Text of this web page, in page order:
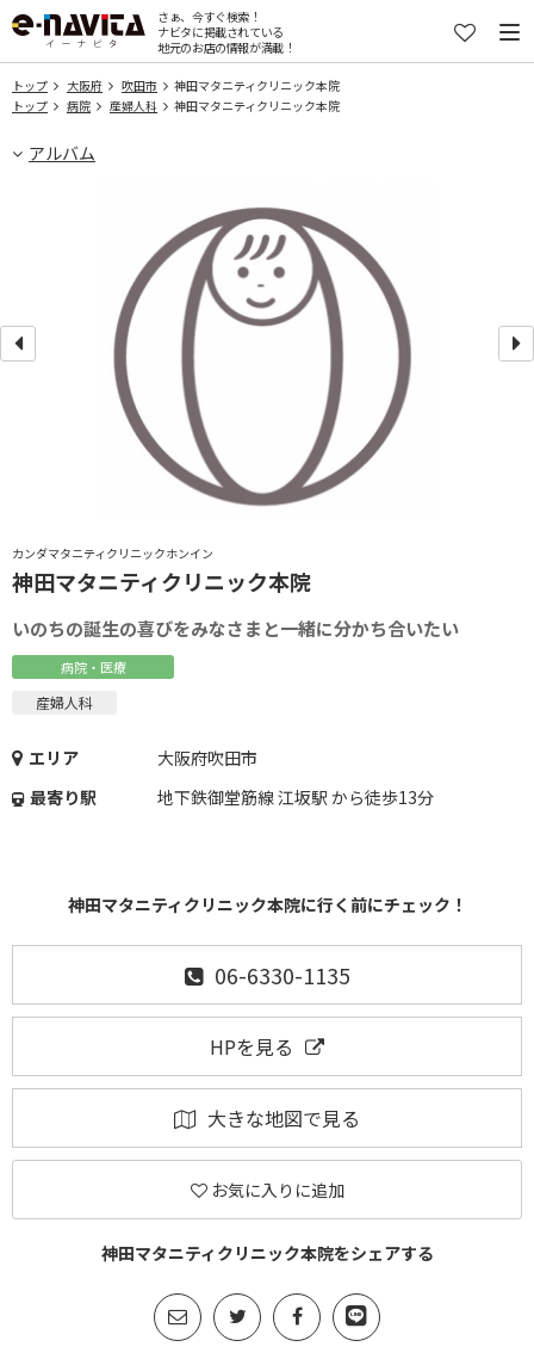
さぁ、今すぐ検索！
ナビタに掲載されている
地元のお店の情報が満載！
トップ 大阪府 吹田市
神田マタニティクリニック本院
トップ
病院 産婦人科 神田マタニティクリニック本院
アルバム
カンダマタニティクリニックホンイン
神田マタニティクリニック本院
いのちの誕生の喜びをみなさまと一緒に分かち合いたい
病院・医療
産婦人科
エリア
大阪府吹田市
最寄り駅
地下鉄御堂筋線 江坂駅 から徒歩13分
神田マタニティクリニック本院に行く前にチェック！
06-6330-1135
HPを見る
大きな地図で見る
お気に入りに追加
神田マタニティクリニック本院をシェアする